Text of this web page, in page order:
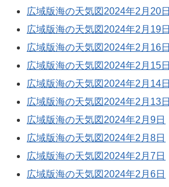
広域版海の天気図2024年2月20日
広域版海の天気図2024年2月19日
広域版海の天気図2024年2月16日
広域版海の天気図2024年2月15日
広域版海の天気図2024年2月14日
広域版海の天気図2024年2月13日
広域版海の天気図2024年2月9日
広域版海の天気図2024年2月8日
広域版海の天気図2024年2月7日
広域版海の天気図2024年2月6日